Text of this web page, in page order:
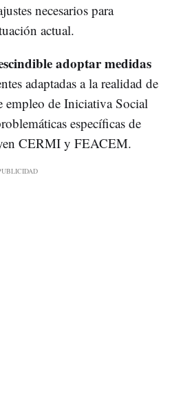
necesarios para
actual.
adoptar medidas
adaptadas a la realidad de
empleo de Iniciativa Social
específicas de
CERMI y FEACEM.